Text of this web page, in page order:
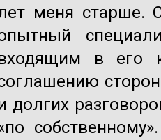
меня старше.
в его
долгих